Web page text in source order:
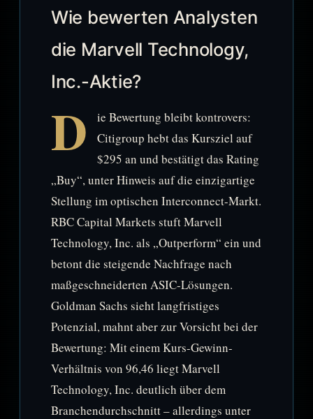
Wie bewerten Analysten
die Marvell Technology,
Inc.-Aktie?
D
ie Bewertung bleibt kontrovers:
Citigroup hebt das Kursziel auf
$295 an und bestätigt das Rating
„Buy“, unter Hinweis auf die einzigartige
Stellung im optischen Interconnect-Markt.
RBC Capital Markets stuft Marvell
Technology, Inc. als „Outperform“ ein und
betont die steigende Nachfrage nach
maßgeschneiderten ASIC-Lösungen.
Goldman Sachs sieht langfristiges
Potenzial, mahnt aber zur Vorsicht bei der
Bewertung: Mit einem Kurs-Gewinn-
Verhältnis von 96,46 liegt Marvell
Technology, Inc. deutlich über dem
Branchendurchschnitt – allerdings unter